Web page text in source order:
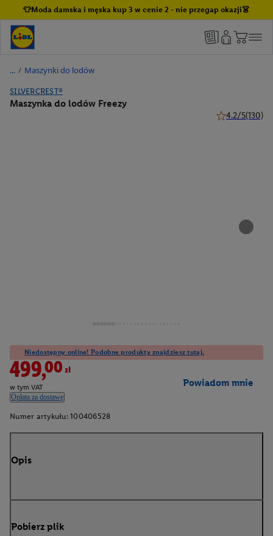
👕Moda damska i męska kup 3 w cenie 2 - nie przegap okazji👗
/ Maszynki do lodów
SILVERCREST®
Maszynka do lodów Freezy
4.2/5(130)
Niedostępny online! Podobne produkty znajdziesz tutaj.
499,00zł
w tym VAT
Opłata za dostawę
Powiadom mnie
Numer artykułu: 100406528
Opis
Pobierz plik